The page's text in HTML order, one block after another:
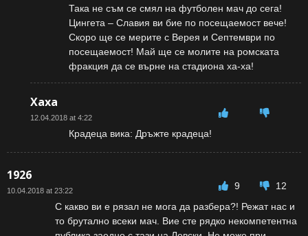
Така не съм се смял на футболен мач до сега!
Цингета – Славия ви бие по посещаемост вече!
Скоро ще се мерите с Верея и Септември по
посещаемост! Май ще се молите на ромската
фракция да се върне на стадиона ха-ха!
Хаха
12.04.2018 at 4:22
Крадеца вика: Дръжте крадеца!
1926
10.04.2018 at 23:22 9
12
С какво ви е рязал не мога да разбера?! Режат нас и
то брутално всеки мач. Вие сте рядко некомпетентна